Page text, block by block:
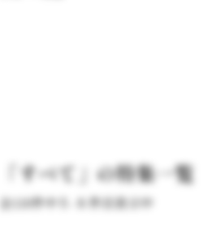
「すべて」の特集一覧
全110件中 5 - 8 件目表示中